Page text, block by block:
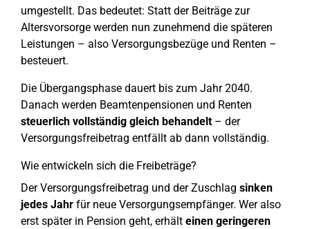
umgestellt. Das bedeutet: Statt der Beiträge zur
Altersvorsorge werden nun zunehmend die späteren
Leistungen – also Versorgungsbezüge und Renten –
besteuert.
Die Übergangsphase dauert bis zum Jahr 2040.
Danach werden Beamtenpensionen und Renten
steuerlich vollständig gleich behandelt– der
Versorgungsfreibetrag entfällt ab dann vollständig.
Wie entwickeln sich die Freibeträge?
Der Versorgungsfreibetrag und der Zuschlag sinken
jedes Jahr für neue Versorgungsempfänger. Wer also
erst später in Pension geht, erhält einen geringeren